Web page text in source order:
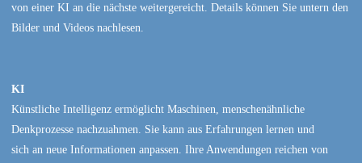
von einer KI an die nächste weitergereicht. Details können Sie untern den
Bilder und Videos nachlesen.
KI
Künstliche Intelligenz ermöglicht Maschinen, menschenähnliche
Denkprozesse nachzuahmen. Sie kann aus Erfahrungen lernen und
sich an neue Informationen anpassen. Ihre Anwendungen reichen von